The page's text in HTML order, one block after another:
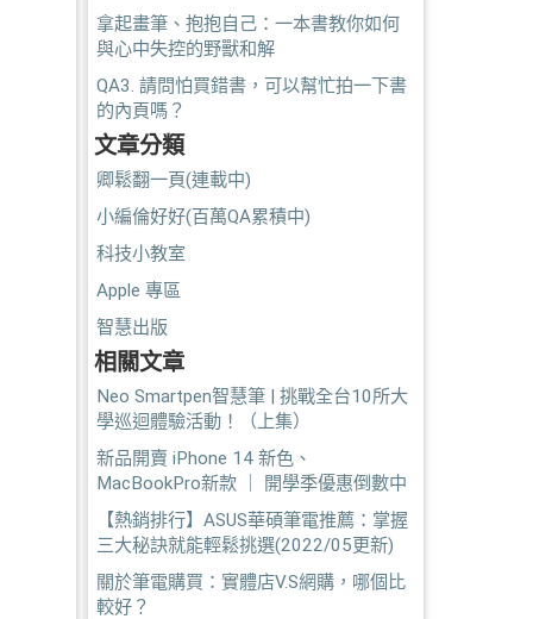
拿起畫筆、抱抱自己：一本書教你如何
與心中失控的野獸和解
QA3. 請問怕買錯書，可以幫忙拍一下書
的內頁嗎？
文章分類
卿鬆翻一頁(連載中)
小編倫好好(百萬QA累積中)
科技小教室
Apple 專區
智慧出版
相關文章
Neo Smartpen智慧筆 | 挑戰全台10所大
學巡迴體驗活動！（上集）
新品開賣 iPhone 14 新色、
MacBookPro新款 ｜ 開學季優惠倒數中
【熱銷排行】ASUS華碩筆電推薦：掌握
三大秘訣就能輕鬆挑選(2022/05更新)
關於筆電購買：實體店V.S網購，哪個比
較好？